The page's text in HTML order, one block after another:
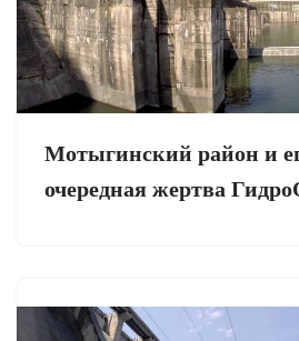
Мотыгинский район и
очередная жертва